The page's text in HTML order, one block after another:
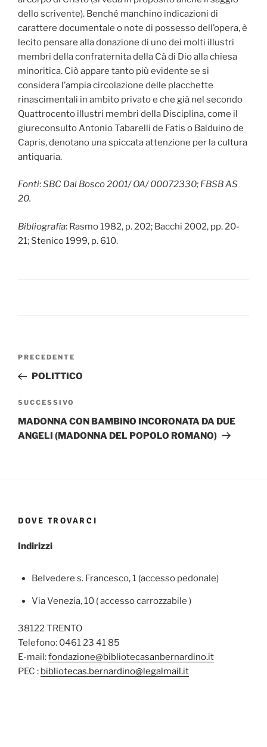
dello scrivente). Benché manchino indicazioni di
carattere documentale o note di possesso dell’opera, è
lecito pensare alla donazione di uno dei molti illustri
membri della confraternita della Cà di Dio alla chiesa
minoritica. Ciò appare tanto più evidente se si
considera l’ampia circolazione delle placchette
rinascimentali in ambito privato e che già nel secondo
Quattrocento illustri membri della Disciplina, come il
giureconsulto Antonio Tabarelli de Fatis o Balduino de
Capris, denotano una spiccata attenzione per la cultura
antiquaria.
Fonti:SBC Dal Bosco 2001/ OA/ 00072330; FBSB AS
20.
Bibliografia: Rasmo 1982, p. 202; Bacchi 2002, pp. 20-
21; Stenico 1999, p. 610.
Navigazione
Articolo
precedente:
PRECEDENTE
POLITTICO
Articolo
successivo
SUCCESSIVO
MADONNA CON BAMBINO INCORONATA DA DUE
ANGELI (MADONNA DEL POPOLO ROMANO)
DOVE TROVARCI
Indirizzi
Belvedere s. Francesco, 1 (accesso pedonale)
Via Venezia, 10 ( accesso carrozzabile )
38122 TRENTO
Telefono: 0461 23 41 85
E-mail:fondazione@bibliotecasanbernardino.it
PEC : bibliotecas.bernardino@legalmail.it